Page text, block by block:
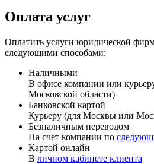
Оплата услуг
Оплатить услуги юридической
следующими способами:
Наличными
В офисе компании или
Московской области)
Банковской картой
Курьеру (для Москвы или
Безналичным переводом
На счет компании по
Картой онлайн
В личном кабинете клиента